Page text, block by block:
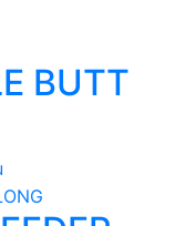
BUTT